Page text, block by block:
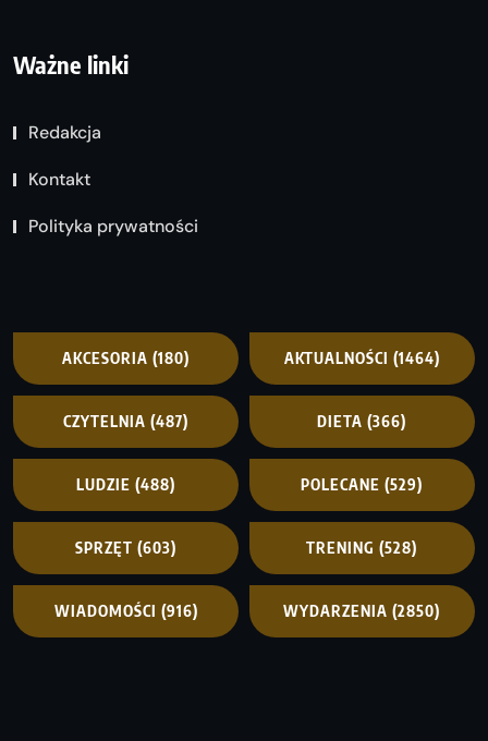
Ważne linki
Redakcja
Kontakt
Polityka prywatności
AKCESORIA (180) AKTUALNOŚCI (1464)
CZYTELNIA (487) DIETA (366)
LUDZIE (488) POLECANE (529)
SPRZĘT (603) TRENING (528)
WIADOMOŚCI (916) WYDARZENIA (2850)